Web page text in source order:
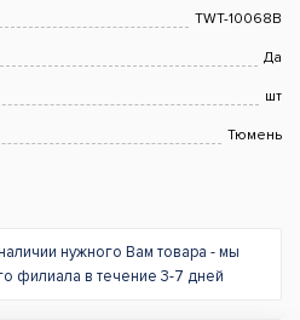
TWT-10068B
Да
шт
Тюмень
нужного Вам товара - мы
филиала в течение 3-7 дней